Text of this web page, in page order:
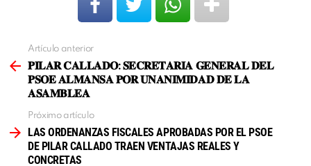
más
Artículo anterior
𝐏𝐈𝐋𝐀𝐑 𝐂𝐀𝐋𝐋𝐀𝐃𝐎: 𝐒𝐄𝐂𝐑𝐄𝐓𝐀𝐑𝐈𝐀 𝐆𝐄𝐍𝐄𝐑𝐀𝐋 𝐃𝐄𝐋
𝐏𝐒𝐎𝐄 𝐀𝐋𝐌𝐀𝐍𝐒𝐀 𝐏𝐎𝐑 𝐔𝐍𝐀𝐍𝐈𝐌𝐈𝐃𝐀𝐃 𝐃𝐄 𝐋𝐀
𝐀𝐒𝐀𝐌𝐁𝐋𝐄𝐀
Próximo artículo
LAS ORDENANZAS FISCALES APROBADAS POR EL PSOE
DE PILAR CALLADO TRAEN VENTAJAS REALES Y
CONCRETAS